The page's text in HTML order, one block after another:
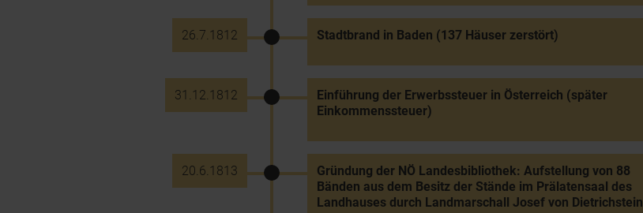
26.7.1812 Stadtbrand in Baden (137 Häuser zerstört)
31.12.1812
Einführung der Erwerbssteuer in Österreich (später
Einkommenssteuer)
20.6.1813
Gründung der NÖ Landesbibliothek: Aufstellung von 88
Bänden aus dem Besitz der Stände im Prälatensaal des
Landhauses durch Landmarschall Josef von Dietrichstein